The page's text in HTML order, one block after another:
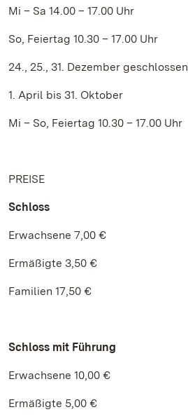
Mi – Sa 14.00 – 17.00 Uhr
So, Feiertag 10.30 – 17.00 Uhr
24., 25., 31. Dezember geschlossen
1. April bis 31. Oktober
Mi – So, Feiertag 10.30 – 17.00 Uhr
PREISE
Schloss
Erwachsene 7,00 €
Ermäßigte 3,50 €
Familien 17,50 €
Schloss mit Führung
Erwachsene 10,00 €
Ermäßigte 5,00 €